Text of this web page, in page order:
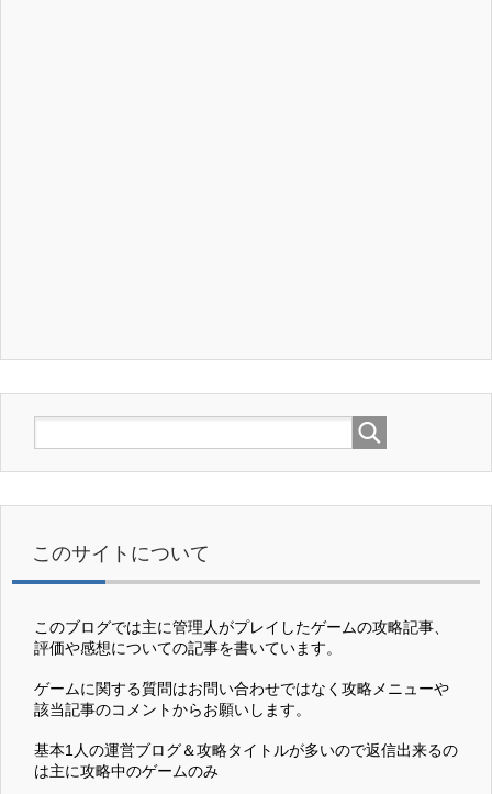
このサイトについて
このブログでは主に管理人がプレイしたゲームの攻略記事、
評価や感想についての記事を書いています。
ゲームに関する質問はお問い合わせではなく攻略メニューや
該当記事のコメントからお願いします。
基本1人の運営ブログ＆攻略タイトルが多いので返信出来るの
は主に攻略中のゲームのみ